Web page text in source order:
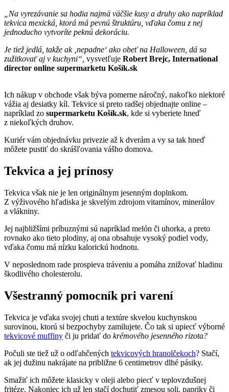
„Na vyrezávanie sa hodia najmä väčšie kusy a druhy ako napríklad
tekvica mexická, ktorá má pevnú štruktúru, vďaka čomu z nej
jednoducho vytvoríte peknú dekoráciu.
Je tiež jedlá, takže ak ‚nepadne‘ ako obeť na Halloween, dá sa
zužitkovať aj v kuchyni“, vysvetľuje Robert Brejc, International
director online supermarketu Košík.sk
Ich nákup v obchode však býva pomerne náročný, nakoľko niektoré
vážia aj desiatky kíl. Tekvice si preto radšej objednajte online –
napríklad zo supermarketu Košík.sk, kde si vyberiete hneď
z niekoľkých druhov.
Kuriér vám objednávku privezie až k dverám a vy sa tak hneď
môžete pustiť do skrášľovania vášho domova.
Tekvica a jej prínosy
Tekvica však nie je len originálnym jesenným doplnkom.
Z výživového hľadiska je skvelým zdrojom vitamínov, minerálov
a vlákniny.
Jej najbližšími príbuznými sú napríklad melón či uhorka, a preto
rovnako ako tieto plodiny, aj ona obsahuje vysoký podiel vody,
vďaka čomu má nízku kalorickú hodnotu.
V neposlednom rade prospieva tráveniu a pomáha znižovať hladinu
škodlivého cholesterolu.
Všestranný pomocník pri varení
Tekvica je vďaka svojej chuti a textúre skvelou kuchynskou
surovinou, ktorú si bezpochyby zamilujete. Čo tak si upiecť výborné
tekvicové muffiny či ju pridať do krémového jesenného rizota?
Počuli ste tiež už o odľahčených tekvicových hranolčekoch? Stačí,
ak jej dužinu nakrájate na približne 6 centimetrov dlhé pásiky.
Smažiť ich môžete klasicky v oleji alebo piecť v teplovzdušnej
fritéze. Nakoniec ich už len stačí dochutiť zmesou soli, papriky či